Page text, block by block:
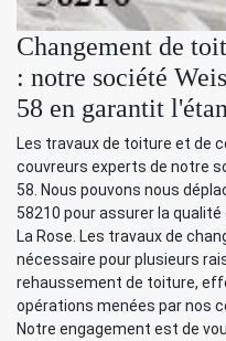
Changement de
: notre société
58 en garantit
Les travaux de toiture et de
couvreurs experts de notre
58. Nous pouvons nous
58210 pour assurer la
La Rose. Les travaux de
nécessaire pour plusieurs
rehaussement de toiture,
opérations menées par nos
Notre engagement est de